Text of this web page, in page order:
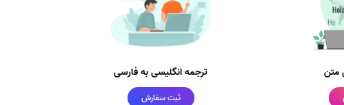
متن ترجمه انگلیسی به فارسی
ثبت سفارش